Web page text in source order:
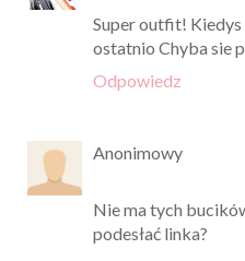
Super outfit!
ostatnio Chyba sie
Odpowiedz
Anonimowy
Nie ma tych
podesłać linka?